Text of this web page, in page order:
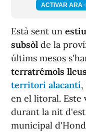
ACTIVAR ARA
Està sent un estiu
subsòl de la
últims mesos
terratrémols lleus
territori alacantí
en el litoral. Este
durant la nit
municipal